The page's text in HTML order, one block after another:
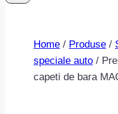
Home / Produse /
speciale auto /
capeti de bara